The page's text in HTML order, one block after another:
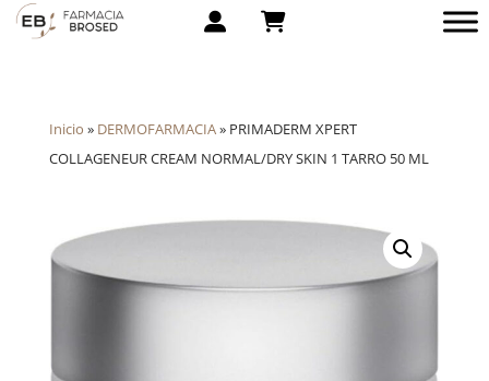
Inicio » DERMOFARMACIA» PRIMADERM XPERT
COLLAGENEUR CREAM NORMAL/DRY SKIN 1 TARRO 50 ML